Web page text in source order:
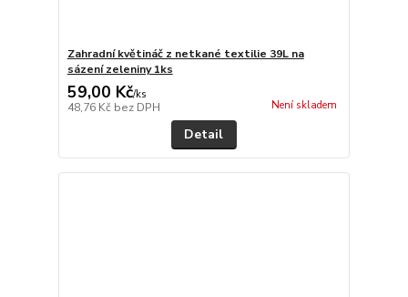
Zahradní květináč z netkané textilie 39L na
sázení zeleniny 1ks
59,00 Kč/ks
48,76 Kč bez DPH Není skladem
Detail